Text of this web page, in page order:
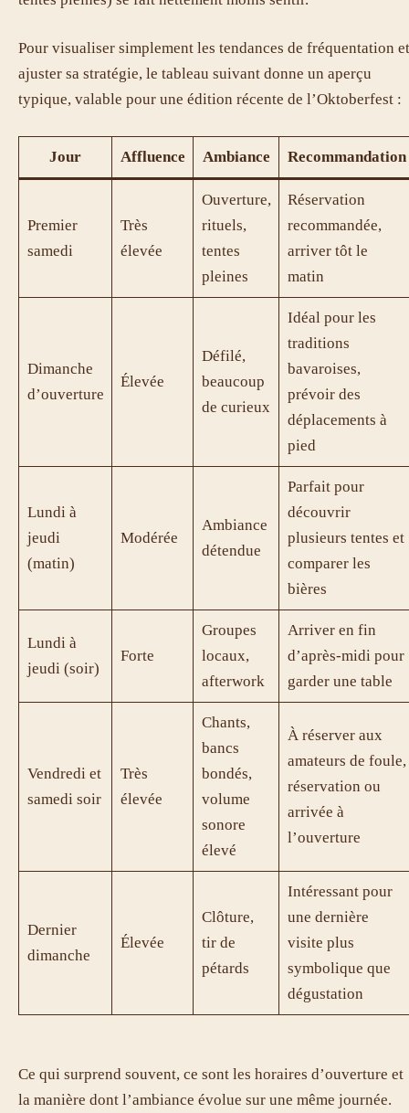
Pour visualiser simplement les tendances de fréquentation et
ajuster sa stratégie, le tableau suivant donne un aperçu
typique, valable pour une édition récente de l’Oktoberfest :
Jour Affluence Ambiance Recommandation
Premier
samedi
Très
élevée
Ouverture,
rituels,
tentes
pleines
Réservation
recommandée,
arriver tôt le
matin
Dimanche
d’ouverture
Élevée
Défilé,
beaucoup
de curieux
Idéal pour les
traditions
bavaroises,
prévoir des
déplacements à
pied
Lundi à
jeudi
(matin)
Modérée
Ambiance
détendue
Parfait pour
découvrir
plusieurs tentes et
comparer les
bières
Lundi à
jeudi (soir)
Forte
Groupes
locaux,
afterwork
Arriver en fin
d’après-midi pour
garder une table
Vendredi et
samedi soir
Très
élevée
Chants,
bancs
bondés,
volume
sonore
élevé
À réserver aux
amateurs de foule,
réservation ou
arrivée à
l’ouverture
Dernier
dimanche
Élevée
Clôture,
tir de
pétards
Intéressant pour
une dernière
visite plus
symbolique que
dégustation
Ce qui surprend souvent, ce sont les horaires d’ouverture et
la manière dont l’ambiance évolue sur une même journée.